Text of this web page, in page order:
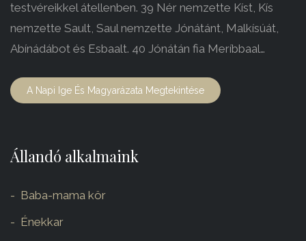
testvéreikkel átellenben. 39 Nér nemzette Kíst, Kís
nemzette Sault, Saul nemzette Jónátánt, Malkísúát,
Abínádábot és Esbaalt. 40 Jónátán fia Meríbbaal…
A Napi Ige És Magyarázata Megtekintése
Állandó alkalmaink
Baba-mama kör
Énekkar